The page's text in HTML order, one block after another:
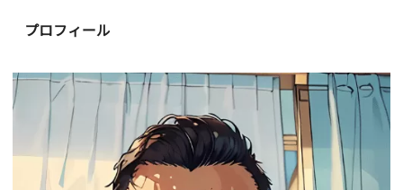
プロフィール